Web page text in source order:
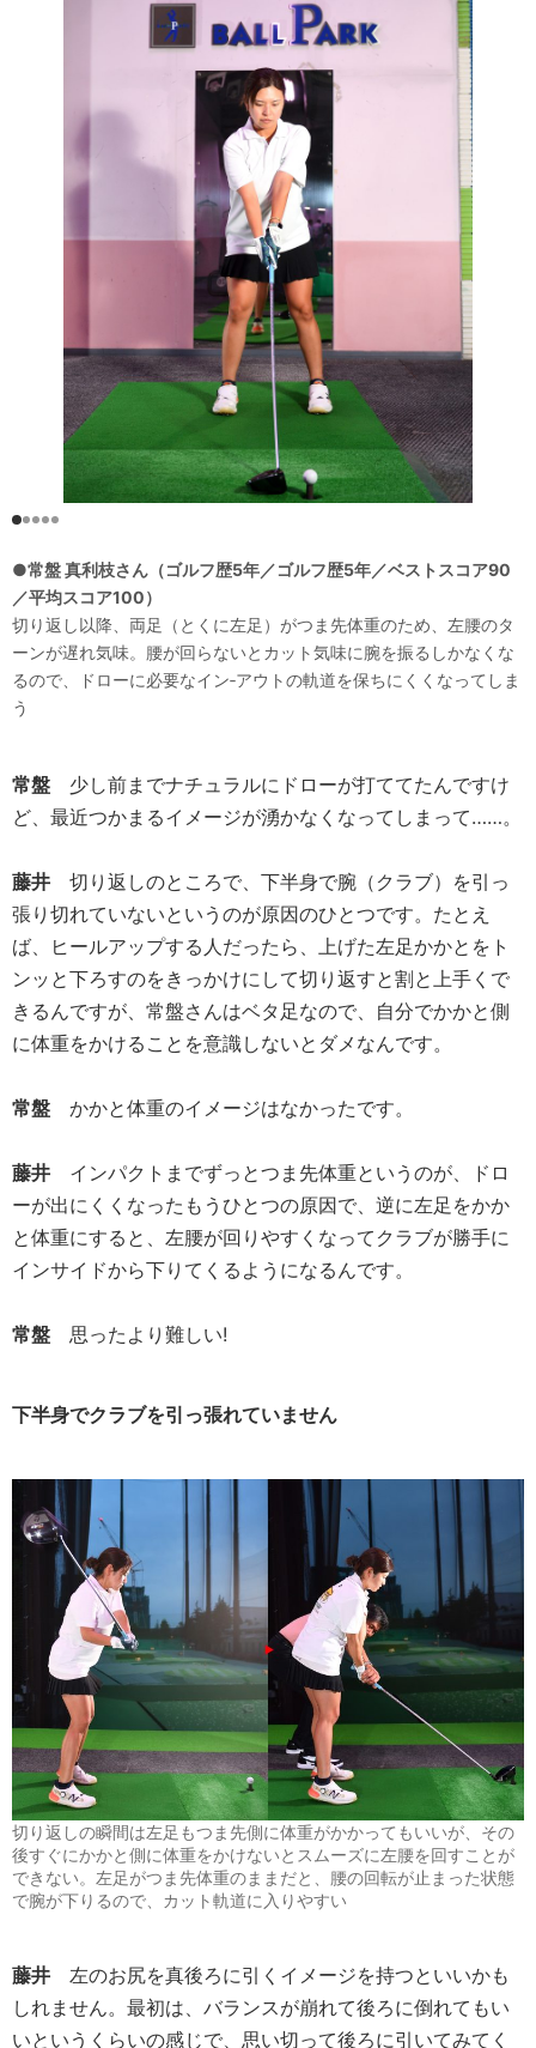
●常盤 真利枝さん（ゴルフ歴5年／ゴルフ歴5年／ベストスコア90
／平均スコア100）
切り返し以降、両足（とくに左足）がつま先体重のため、左腰のタ
ーンが遅れ気味。腰が回らないとカット気味に腕を振るしかなくな
るので、ドローに必要なイン‐アウトの軌道を保ちにくくなってしま
う
常盤 少し前までナチュラルにドローが打ててたんですけ
ど、最近つかまるイメージが湧かなくなってしまって……。
藤井 切り返しのところで、下半身で腕（クラブ）を引っ
張り切れていないというのが原因のひとつです。たとえ
ば、ヒールアップする人だったら、上げた左足かかとをト
ンッと下ろすのをきっかけにして切り返すと割と上手くで
きるんですが、常盤さんはベタ足なので、自分でかかと側
に体重をかけることを意識しないとダメなんです。
常盤 かかと体重のイメージはなかったです。
藤井 インパクトまでずっとつま先体重というのが、ドロ
ーが出にくくなったもうひとつの原因で、逆に左足をかか
と体重にすると、左腰が回りやすくなってクラブが勝手に
インサイドから下りてくるようになるんです。
常盤 思ったより難しい!
下半身でクラブを引っ張れていません
切り返しの瞬間は左足もつま先側に体重がかかってもいいが、その
後すぐにかかと側に体重をかけないとスムーズに左腰を回すことが
できない。左足がつま先体重のままだと、腰の回転が止まった状態
で腕が下りるので、カット軌道に入りやすい
藤井 左のお尻を真後ろに引くイメージを持つといいかも
しれません。最初は、バランスが崩れて後ろに倒れてもい
いというくらいの感じで、思い切って後ろに引いてみてく